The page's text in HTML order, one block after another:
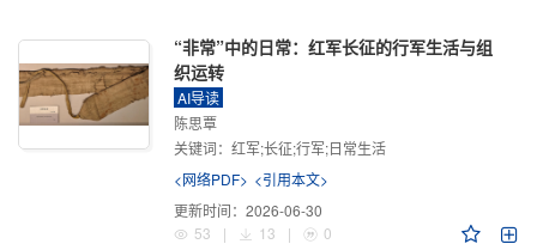
“非常”中的日常：红军长征的行军生活与组
织运转
AI导读
陈思覃
关键词： 红军;长征;行军;日常生活
<网络PDF> <引用本文>
更新时间： 2026-06-30
53
| 13 | 0